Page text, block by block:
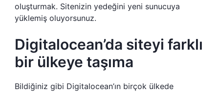
oluşturmak. Sitenizin yedeğini yeni sunucuya
yüklemiş oluyorsunuz.
Digitalocean’da siteyi farklı
bir ülkeye taşıma
Bildiğiniz gibi Digitalocean’ın birçok ülkede